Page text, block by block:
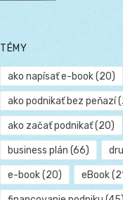
TÉMY
ako napísať e-book(20)
ako podnikať bez peňazí
ako začať podnikať(20)
business plán (66)
e-book(20) eBook